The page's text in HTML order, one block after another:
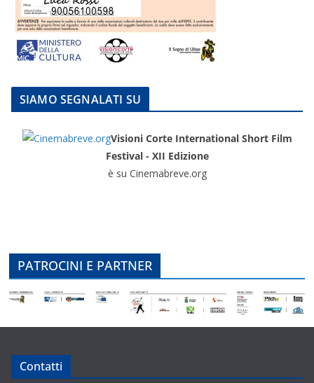
SIAMO SEGNALATI SU
Visioni Corte International Short Film
Festival - XII Edizione
è su Cinemabreve.org
PATROCINI E PARTNER
Contatti